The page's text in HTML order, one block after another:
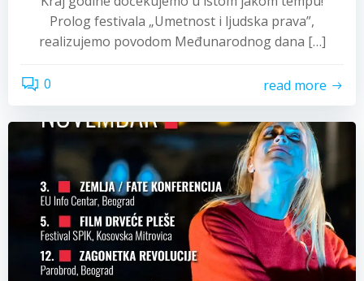
Prolog festivala „Umetnost i ljudska prava”,
realizujemo povodom Međunarodnog dana […]
0 read more